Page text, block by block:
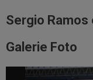
Sergio Ramos
Galerie Foto